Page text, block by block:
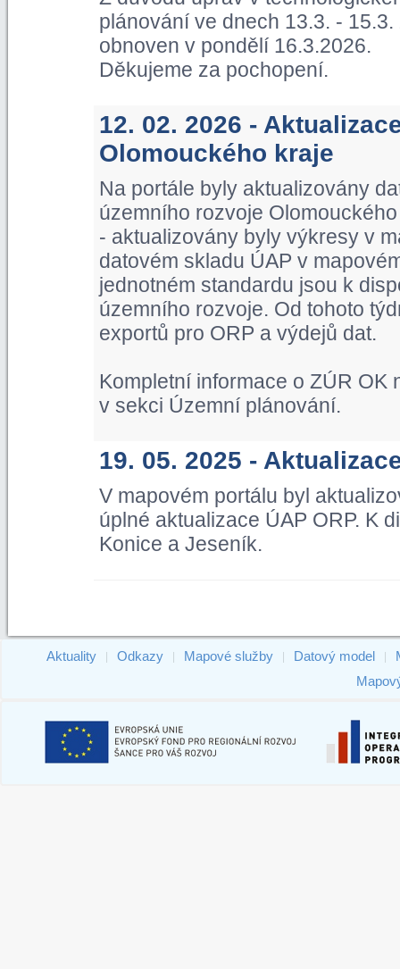
plánování ve dnech 13.3. -
obnoven v pondělí 16.3.2026.
Děkujeme za pochopení.
12. 02. 2026 -
Olomouckého kraje
Na portále byly aktualizovány
územního rozvoje
- aktualizovány byly výkresy v
datovém skladu ÚAP v
jednotném standardu jsou k
územního rozvoje. Od tohoto
exportů pro ORP a výdejů dat.
Kompletní informace o ZÚR
v sekci Územní plánování.
19. 05. 2025 -
V mapovém portálu byl
úplné aktualizace ÚAP ORP. K
Konice a Jeseník.
Aktuality Odkazy Mapové služby Datový model